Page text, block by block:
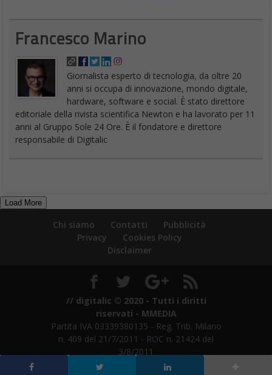
Francesco Marino
Giornalista esperto di tecnologia, da oltre 20
anni si occupa di innovazione, mondo digitale,
hardware, software e social. È stato direttore
editoriale della rivista scientifica Newton e ha lavorato per 11
anni al Gruppo Sole 24 Ore. È il fondatore e direttore
responsabile di Digitalic
Load More
Chi siamo Contatti
Pubblicità
Privacy
Cookies Policy
Disclaimer
// digitalic © 2020 - Tutti i diritti
riservati - MMEDIA
Partita IVA 03339380135 - Reg. Trib. Milano
n. 409 del 21/7/2011 - ROC n. 21424 del
3/8/2011